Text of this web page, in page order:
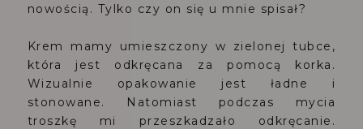
nowością. Tylko czy on się u mnie spisał?
Krem mamy umieszczony w zielonej tubce,
która jest odkręcana za pomocą korka.
Wizualnie opakowanie jest ładne i
stonowane. Natomiast podczas mycia
troszkę mi przeszkadzało odkręcanie.